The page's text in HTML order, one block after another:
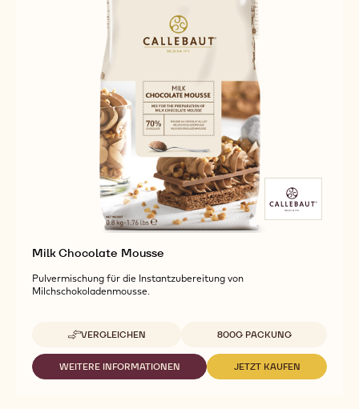
Milk Chocolate Mousse
Pulvermischung für die Instantzubereitung von
Milchschokoladenmousse.
VERGLEICHEN
-
MILK
CHOCOLATE
MOUSSE
Verfügbare Verpackungsgrößen
800G PACKUNG
WEITERE INFORMATIONEN
-
JETZT KAUFEN
-